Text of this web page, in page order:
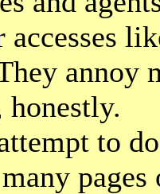
accesses
annoy
honestly.
to
pages